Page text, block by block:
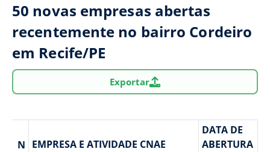
50 novas empresas abertas
recentemente no bairro Cordeiro
em Recife/PE
Exportar
N EMPRESA E ATIVIDADE CNAE
DATA DE
ABERTURA